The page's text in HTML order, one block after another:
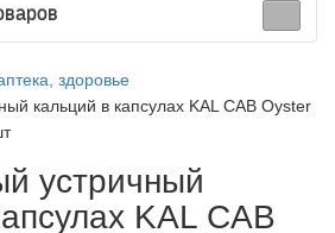
здоровье
кальций в капсулах KAL CAB Oyster
устричный
KAL CAB